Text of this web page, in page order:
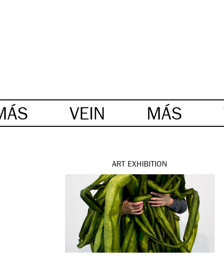
VEIN MÁS
ART EXHIBITION